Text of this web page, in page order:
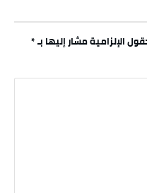
الإلزامية مشار إليها بـ*